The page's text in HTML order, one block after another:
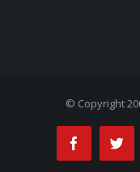
© Copyright
Facebook